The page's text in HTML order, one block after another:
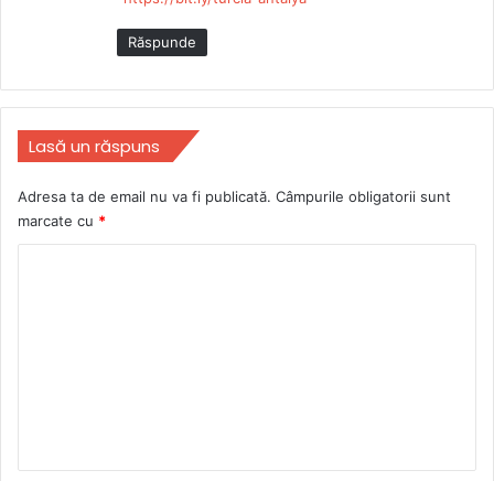
Răspunde
Lasă un răspuns
Adresa ta de email nu va fi publicată. Câmpurile obligatorii sunt
marcate cu *